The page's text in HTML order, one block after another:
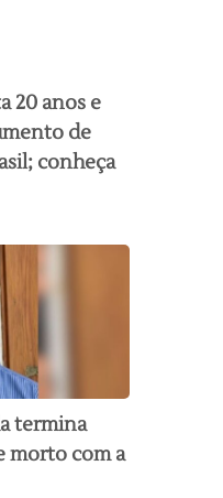
20 anos e
de
conheça
termina
morto com a